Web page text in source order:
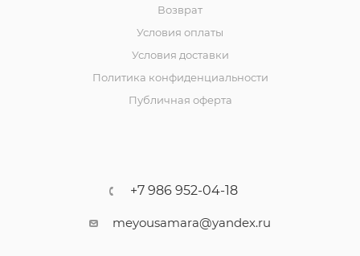
Возврат
Условия оплаты
Условия доставки
Политика конфиденциальности
Публичная оферта
+7 986 952-04-18
meyousamara@yandex.ru